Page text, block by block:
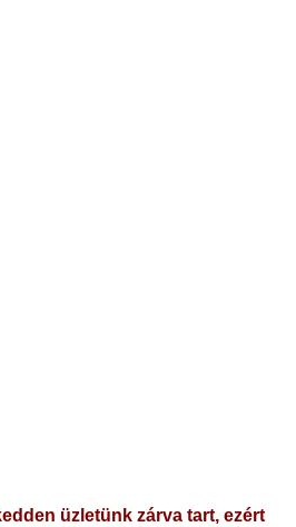
üzletünk zárva tart, ezért